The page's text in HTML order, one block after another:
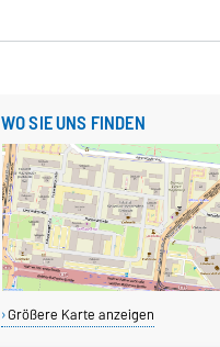
WO SIE UNS FINDEN
Größere Karte anzeigen